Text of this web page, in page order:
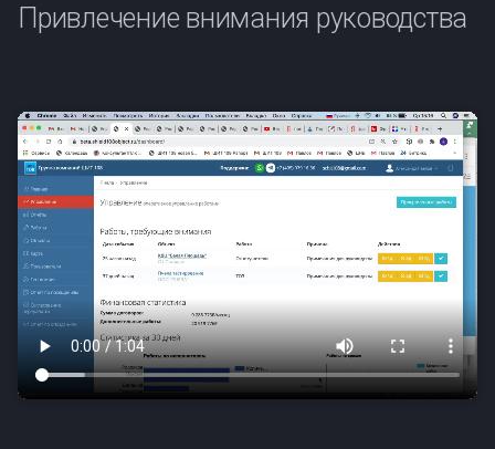
Привлечение внимания руководства